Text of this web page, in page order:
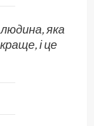
яка
і це